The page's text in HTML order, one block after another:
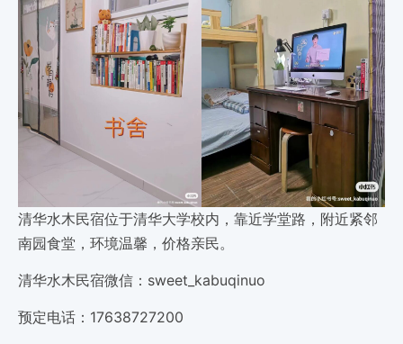
清华水木民宿位于清华大学校内，靠近学堂路，附近紧邻
南园食堂，环境温馨，价格亲民。
清华水木民宿微信：sweet_kabuqinuo
预定电话：17638727200